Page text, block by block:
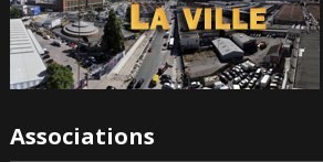
Associations